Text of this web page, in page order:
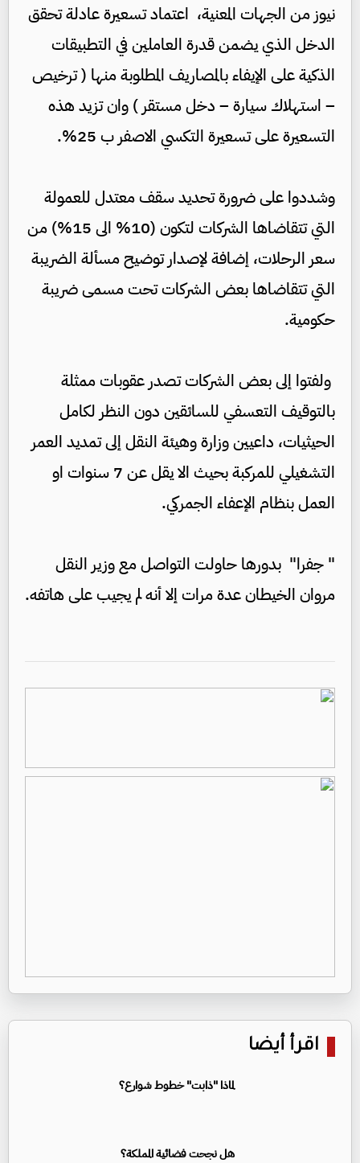
نيوز من الجهات المعنية، اعتماد تسعيرة عادلة تحقق
الدخل الذي يضمن قدرة العاملين في التطبيقات
الذكية على الإيفاء بالمصاريف المطلوبة منها ( ترخيص
– استهلاك سيارة – دخل مستقر ) وان تزيد هذه
التسعيرة على تسعيرة التكسي الاصفر ب 25%.
وشددوا على ضرورة تحديد سقف معتدل للعمولة
التي تتقاضاها الشركات لتكون (10% الى 15%) من
سعر الرحلات، إضافة لإصدار توضيح مسألة الضريبة
التي تتقاضاها بعض الشركات تحت مسمى ضريبة
حكومية.
ولفتوا إلى بعض الشركات تصدر عقوبات ممثلة
بالتوقيف التعسفي للسائقين دون النظر لكامل
الحيثيات، داعيين وزارة وهيئة النقل إلى تمديد العمر
التشغيلي للمركبة بحيث الا يقل عن 7 سنوات او
العمل بنظام الإعفاء الجمركي.
" جفرا" بدورها حاولت التواصل مع وزير النقل
مروان الخيطان عدة مرات إلا أنه لم يجيب على هاتفه.
اقرأ أيضا
لماذا "ذابت" خطوط شوارع؟
هل نجحت فضائية المملكة؟